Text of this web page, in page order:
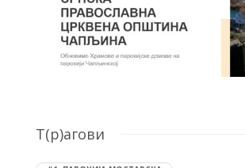
T(р)агови